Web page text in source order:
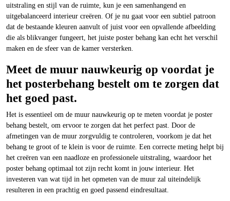
uitstraling en stijl van de ruimte, kun je een samenhangend en
uitgebalanceerd interieur creëren. Of je nu gaat voor een subtiel patroon
dat de bestaande kleuren aanvult of juist voor een opvallende afbeelding
die als blikvanger fungeert, het juiste poster behang kan echt het verschil
maken en de sfeer van de kamer versterken.
Meet de muur nauwkeurig op voordat je
het posterbehang bestelt om te zorgen dat
het goed past.
Het is essentieel om de muur nauwkeurig op te meten voordat je poster
behang bestelt, om ervoor te zorgen dat het perfect past. Door de
afmetingen van de muur zorgvuldig te controleren, voorkom je dat het
behang te groot of te klein is voor de ruimte. Een correcte meting helpt bij
het creëren van een naadloze en professionele uitstraling, waardoor het
poster behang optimaal tot zijn recht komt in jouw interieur. Het
investeren van wat tijd in het opmeten van de muur zal uiteindelijk
resulteren in een prachtig en goed passend eindresultaat.